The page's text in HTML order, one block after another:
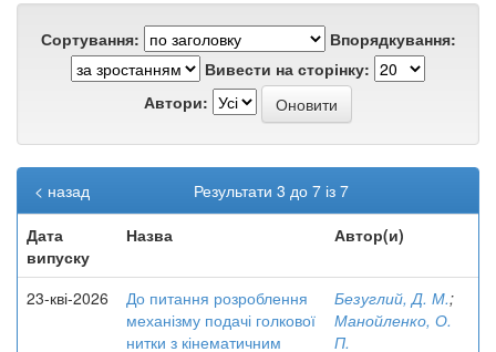
Сортування:
Впорядкування:
Вивести на сторінку:
Автори:
Результати 3 до 7 із 7
< назад
Дата
випуску
Назва Автор(и)
23-кві-2026
До питання розроблення
механізму подачі голкової
нитки з кінематичним
Безуглий, Д. М.;
Манойленко, О.
П.